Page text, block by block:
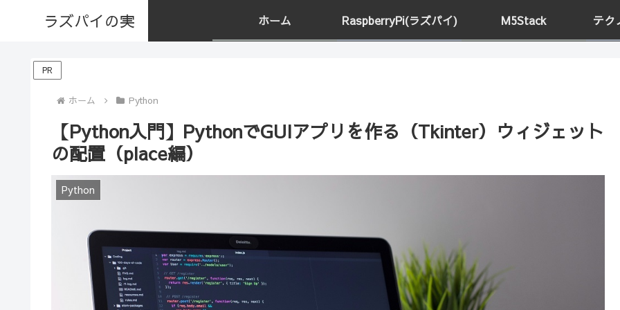
ラズパイの実 ホーム RaspberryPi(ラズパイ) M5Stack テク
PR
ホーム Python
【Python入門】PythonでGUIアプリを作る（Tkinter）ウィジェット
の配置（place編）
Python